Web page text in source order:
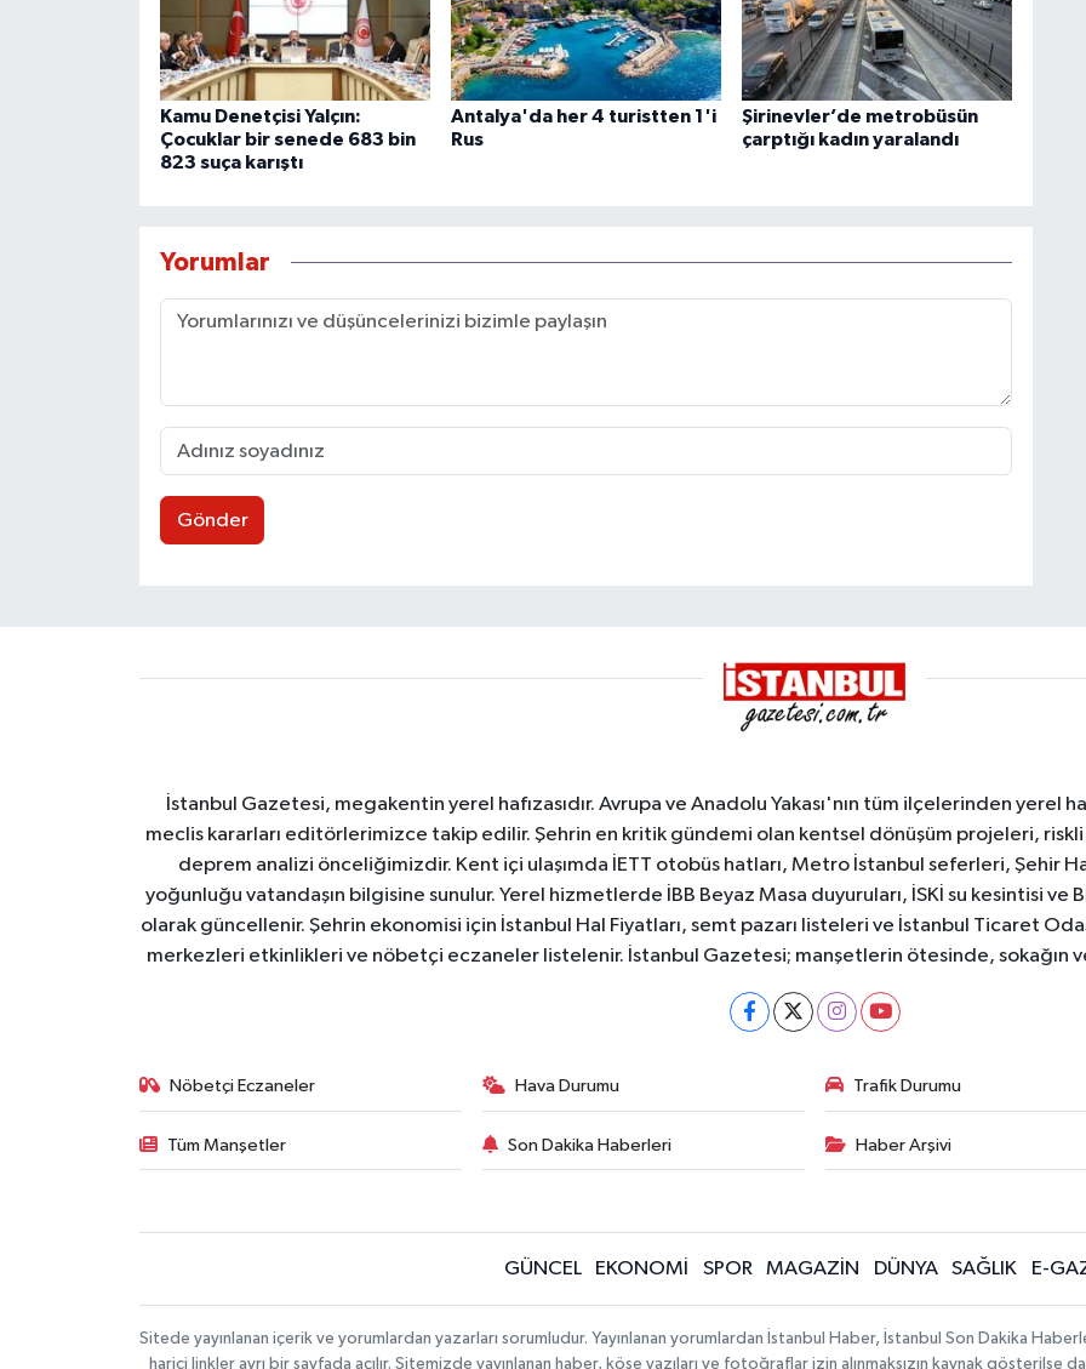
Kamu Denetçisi Yalçın:
Çocuklar bir senede 683 bin
823 suça karıştı
Antalya'da her 4 turistten 1'i
Rus
Şirinevler’de metrobüsün
çarptığı kadın yaralandı
Yorumlar
Gönder
İstanbul Gazetesi, megakentin yerel hafızasıdır. Avrupa ve Anadolu Yakası'nın tüm ilçelerinden yerel
meclis kararları editörlerimizce takip edilir. Şehrin en kritik gündemi olan kentsel dönüşüm projeleri, riskli
deprem analizi önceliğimizdir. Kent içi ulaşımda İETT otobüs hatları, Metro İstanbul seferleri, Şehir
yoğunluğu vatandaşın bilgisine sunulur. Yerel hizmetlerde İBB Beyaz Masa duyuruları, İSKİ su kesintisi ve
olarak güncellenir. Şehrin ekonomisi için İstanbul Hal Fiyatları, semt pazarı listeleri ve İstanbul Ticaret
merkezleri etkinlikleri ve nöbetçi eczaneler listelenir. İstanbul Gazetesi; manşetlerin ötesinde, sokağın
Nöbetçi Eczaneler Hava Durumu Trafik Durumu
Tüm Manşetler Son Dakika Haberleri Haber Arşivi
GÜNCEL EKONOMİ SPOR MAGAZİN DÜNYA SAĞLIK E-
Sitede yayınlanan içerik ve yorumlardan yazarları sorumludur. Yayınlanan yorumlardan İstanbul Haber, İstanbul Son Dakika
harici linkler ayrı bir sayfada açılır. Sitemizde yayınlanan haber, köşe yazıları ve fotoğraflar izin alınmaksızın kaynak gösterilse